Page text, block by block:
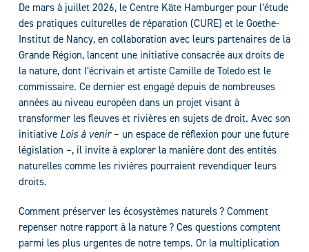
De mars à juillet 2026, le Centre Käte Hamburger pour l’étude
des pratiques culturelles de réparation (CURE) et le Goethe-
Institut de Nancy, en collaboration avec leurs partenaires de la
Grande Région, lancent une initiative consacrée aux droits de
la nature, dont l’écrivain et artiste Camille de Toledo est le
commissaire. Ce dernier est engagé depuis de nombreuses
années au niveau européen dans un projet visant à
transformer les fleuves et rivières en sujets de droit. Avec son
initiative Lois à venir– un espace de réflexion pour une future
législation –, il invite à explorer la manière dont des entités
naturelles comme les rivières pourraient revendiquer leurs
droits.
Comment préserver les écosystèmes naturels ? Comment
repenser notre rapport à la nature ? Ces questions comptent
parmi les plus urgentes de notre temps. Or la multiplication